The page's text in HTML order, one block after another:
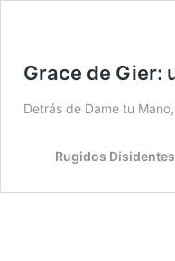
Grace de Gier:
Detrás de Dame tu
Rugidos Disidentes